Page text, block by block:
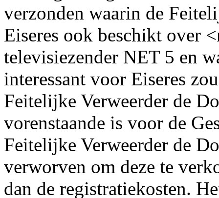
verzonden waarin de
Eiseres ook beschikt over
televisiezender NET 5 en
interessant voor Eiseres
Feitelijke Verweerder de
vorenstaande is voor de
Feitelijke Verweerder de
verworven om deze te
dan de registratiekosten.